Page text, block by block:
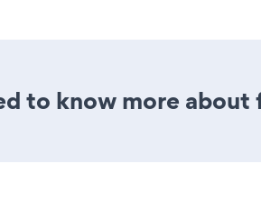
to know more about